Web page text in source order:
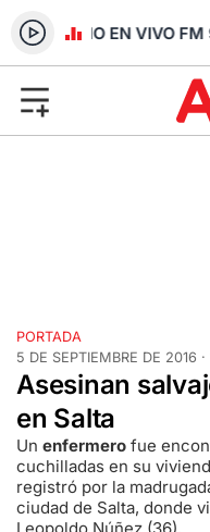
RADIO EN VIVO
PORTADA
5 DE SEPTIEMBRE DE 2016
Asesinan
en Salta
Un enfermero fue
cuchilladas en su
registró por la
ciudad de Salta, donde